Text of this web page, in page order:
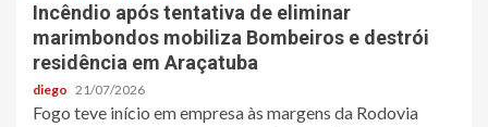
Incêndio após tentativa de eliminar
marimbondos mobiliza Bombeiros e destrói
residência em Araçatuba
diego 21/07/2026
Fogo teve início em empresa às margens da Rodovia